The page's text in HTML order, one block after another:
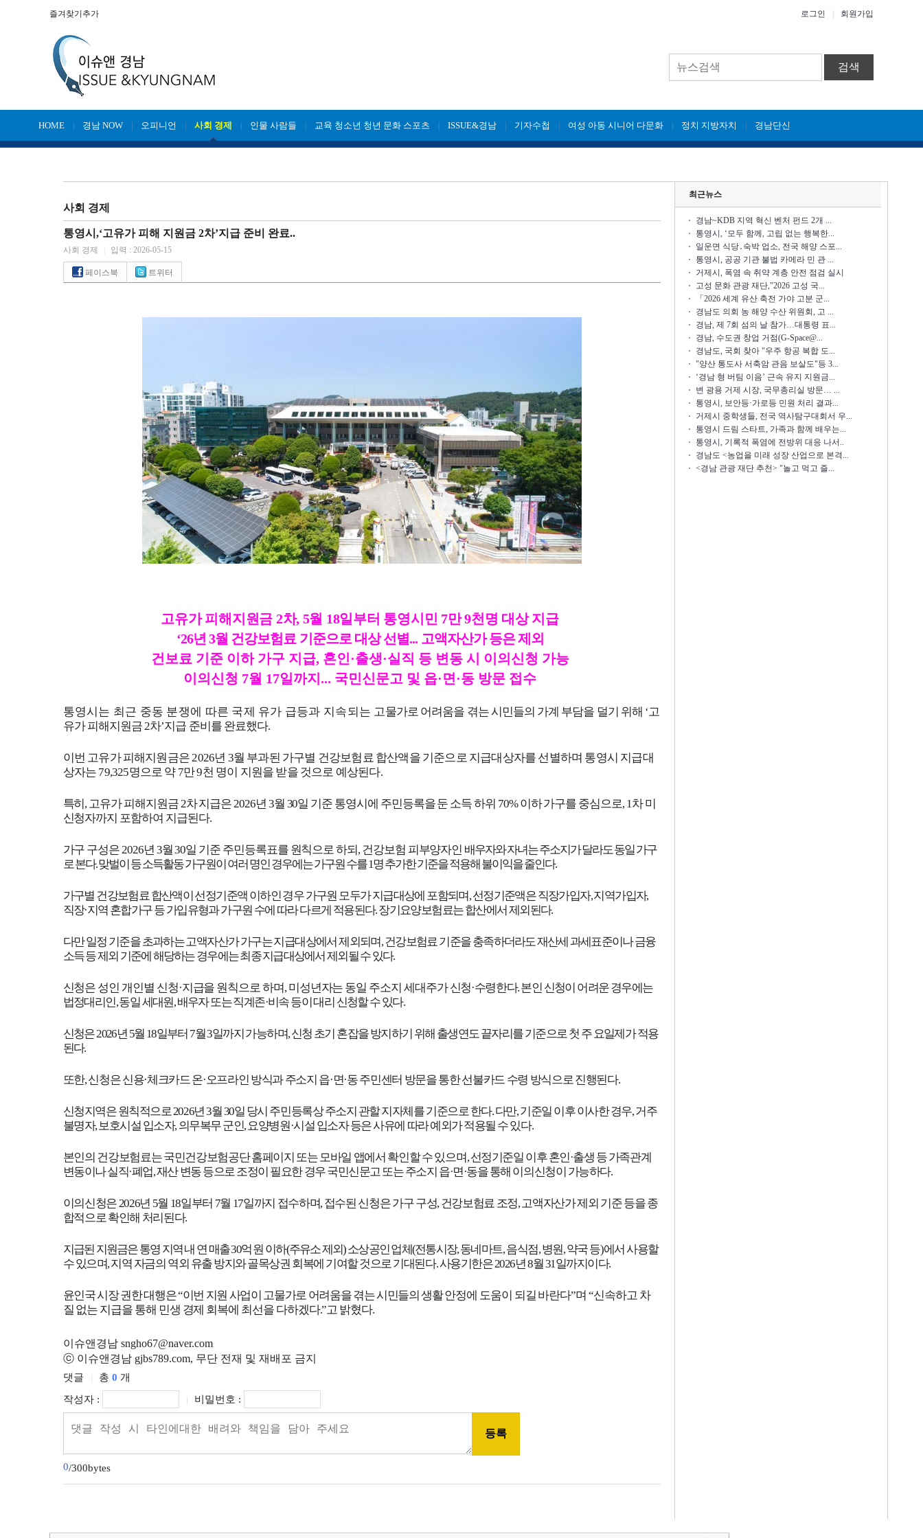
즐겨찾기추가 로그인 회원가입
검색
HOME 경남 NOW 오피니언 사회 경제 인물 사람들 교육 청소년 청년 문화 스포츠 ISSUE&경남 기자수첩 여성 아동 시니어 다문화 정치 지방자치 경남단신
사회 경제
통영시,‘고유가 피해 지원금 2차’지급 준비 완료..
사회 경제 입력 : 2026-05-15
페이스북 트위터
고유가 피해지원금 2차, 5월 18일부터 통영시민 7만9천명 대상 지급
‘26년 3월 건강보험료 기준으로 대상 선별... 고액자산가 등은 제외
건보료 기준 이하 가구 지급, 혼인·출생·실직 등 변동 시 이의신청 가능
이의신청 7월 17일까지 ... 국민신문고 및 읍·면 ·동 방문 접수
통영시 는 최근 중동 분쟁에 따른 국제 유가 급등과 지속되는 고물가로 어려움을 겪는 시민들의 가계 부담을 덜기 위해 ‘고
유가 피해지원금2차’지급 준비를 완료했다.
이번 고유가 피해지원금은2026년 3월 부과된 가구별 건강보험료 합산액을 기준으로 지급대상자를 선별하며 통영시 지급대
상자는 79,325명으로 약 7만9천 명이 지원을 받을 것으로 예상된다.
특히,고유가 피해지원금2차 지급은2026년 3월 30일 기준 통영시에 주민등록을 둔 소득 하위 70%이하 가구를 중심으로, 1차 미
신청자까지 포함하여 지급된다.
가구 구성은2026년 3월30일 기준 주민등록표를 원칙으로 하되,건강보험 피부양자인 배우자와 자녀는 주소지가 달라도 동일 가구
로 본다.맞벌이 등 소득활동 가구원이 여러 명인 경우에는 가구원 수를1명 추가한 기준을 적용해 불이익을 줄인다.
가구별 건강보험료 합산액이 선정기준액 이하인 경우 가구원 모두가 지급대상에 포함되며,선정기준액은 직장가입자,지역가입자,
직장·지역 혼합가구 등 가입유형과 가구원 수에 따라 다르게 적용된다.장기요양보험료는 합산에서 제외된다.
다만 일정 기준을 초과하는 고액자산가 가구는 지급대상에서 제외되며,건강보험료 기준을충족하더라도 재산세 과세표준이나 금융
소득 등 제외 기준에 해당하는 경우에는 최종 지급대상에서 제외될 수 있다.
신청은 성인 개인별 신청·지급을 원칙으로 하며,미성년자는 동일 주소지 세대주가신청·수령한다.본인 신청이 어려운 경우에는
법정대리인,동일 세대원,배우자 또는 직계존·비속 등이 대리 신청할 수 있다.
신청은2026년 5월 18일부터 7월3일까지 가능하며,신청 초기 혼잡을 방지하기 위해 출생연도 끝자리를 기준으로 첫 주 요일제가 적용
된다.
또한,신청은 신용·체크카드 온·오프라인 방식과 주소지 읍·면·동 주민센터 방문을 통한 선불카드 수령 방식으로 진행된다.
신청지역은 원칙적으로2026년3월30일 당시 주민등록상 주소지 관할 지자체를 기준으로 한다.다만,기준일 이후 이사한 경우,거주
불명자,보호시설 입소자,의무복무 군인,요양병원·시설 입소자 등은 사유에 따라 예외가 적용될 수 있다.
본인의 건강보험료는 국민건강보험공단 홈페이지 또는 모바일 앱에서 확인할 수 있으며,선정기준일 이후 혼인·출생 등 가족관계
변동이나 실직·폐업,재산 변동 등으로 조정이 필요한 경우 국민신문고 또는 주소지 읍·면·동을 통해 이의신청이 가능하다.
이의신청은2026년 5월 18일부터 7월 17일까지 접수하며,접수된 신청은 가구 구성,건강보험료 조정,고액자산가 제외 기준 등을 종
합적으로 확인해 처리된다.
지급된 지원금은 통영 지역 내 연 매출30억 원 이하(주유소 제외)소상공인 업체(전통시장,동네마트,음식점,병원,약국 등)에서 사용할
수 있으며,지역 자금의 역외 유출 방지와 골목상권 회복에 기여할 것으로 기대된다.사용기한은2026년8월31일까지이다.
윤인국 시장 권한 대행은“이번 지원 사업이 고물가로 어려움을 겪는 시민들의 생활안정에 도움이 되길 바란다”며“신속하고 차
질 없는 지급을 통해 민생 경제 회복에 최선을 다하겠다.”고 밝혔다.
이슈앤경남 sngho67@naver.com
ⓒ 이슈앤경남 gjbs789.com, 무단 전재 및 재배포 금지
댓글 총 0 개
작성자 :
비밀번호 :
0/300bytes
최근뉴스
경남~KDB 지역 혁신 벤처 펀드 2개 ...
통영시, ‘모두 함께, 고립 없는 행복한...
일운면 식당․숙박 업소, 전국 해양 스포...
통영시, 공공 기관 불법 카메라 민 관 ...
거제시, 폭염 속 취약 계층 안전 점검 실시
고성 문화 관광 재단,"2026 고성 국...
「2026 세계 유산 축전 가야 고분 군...
경남도 의회 농 해양 수산 위원회, 고 ...
경남, 제 7회 섬의 날 참가…대통령 표...
경남, 수도권 창업 거점(G-Space@...
경남도, 국회 찾아 "우주 항공 복합 도...
"양산 통도사 서축암 관음 보살도"등 3...
‘경남 형 버팀 이음’ 근속 유지 지원금...
변 광용 거제 시장, 국무총리실 방문… ...
통영시, 보안등·가로등 민원 처리 결과...
거제시 중학생들, 전국 역사탐구대회서 우...
통영시 드림 스타트, 가족과 함께 배우는...
통영시, 기록적 폭염에 전방위 대응 나서..
경남도 <농업을 미래 성장 산업으로 본격...
<경남 관광 재단 추천> "놀고 먹고 즐...